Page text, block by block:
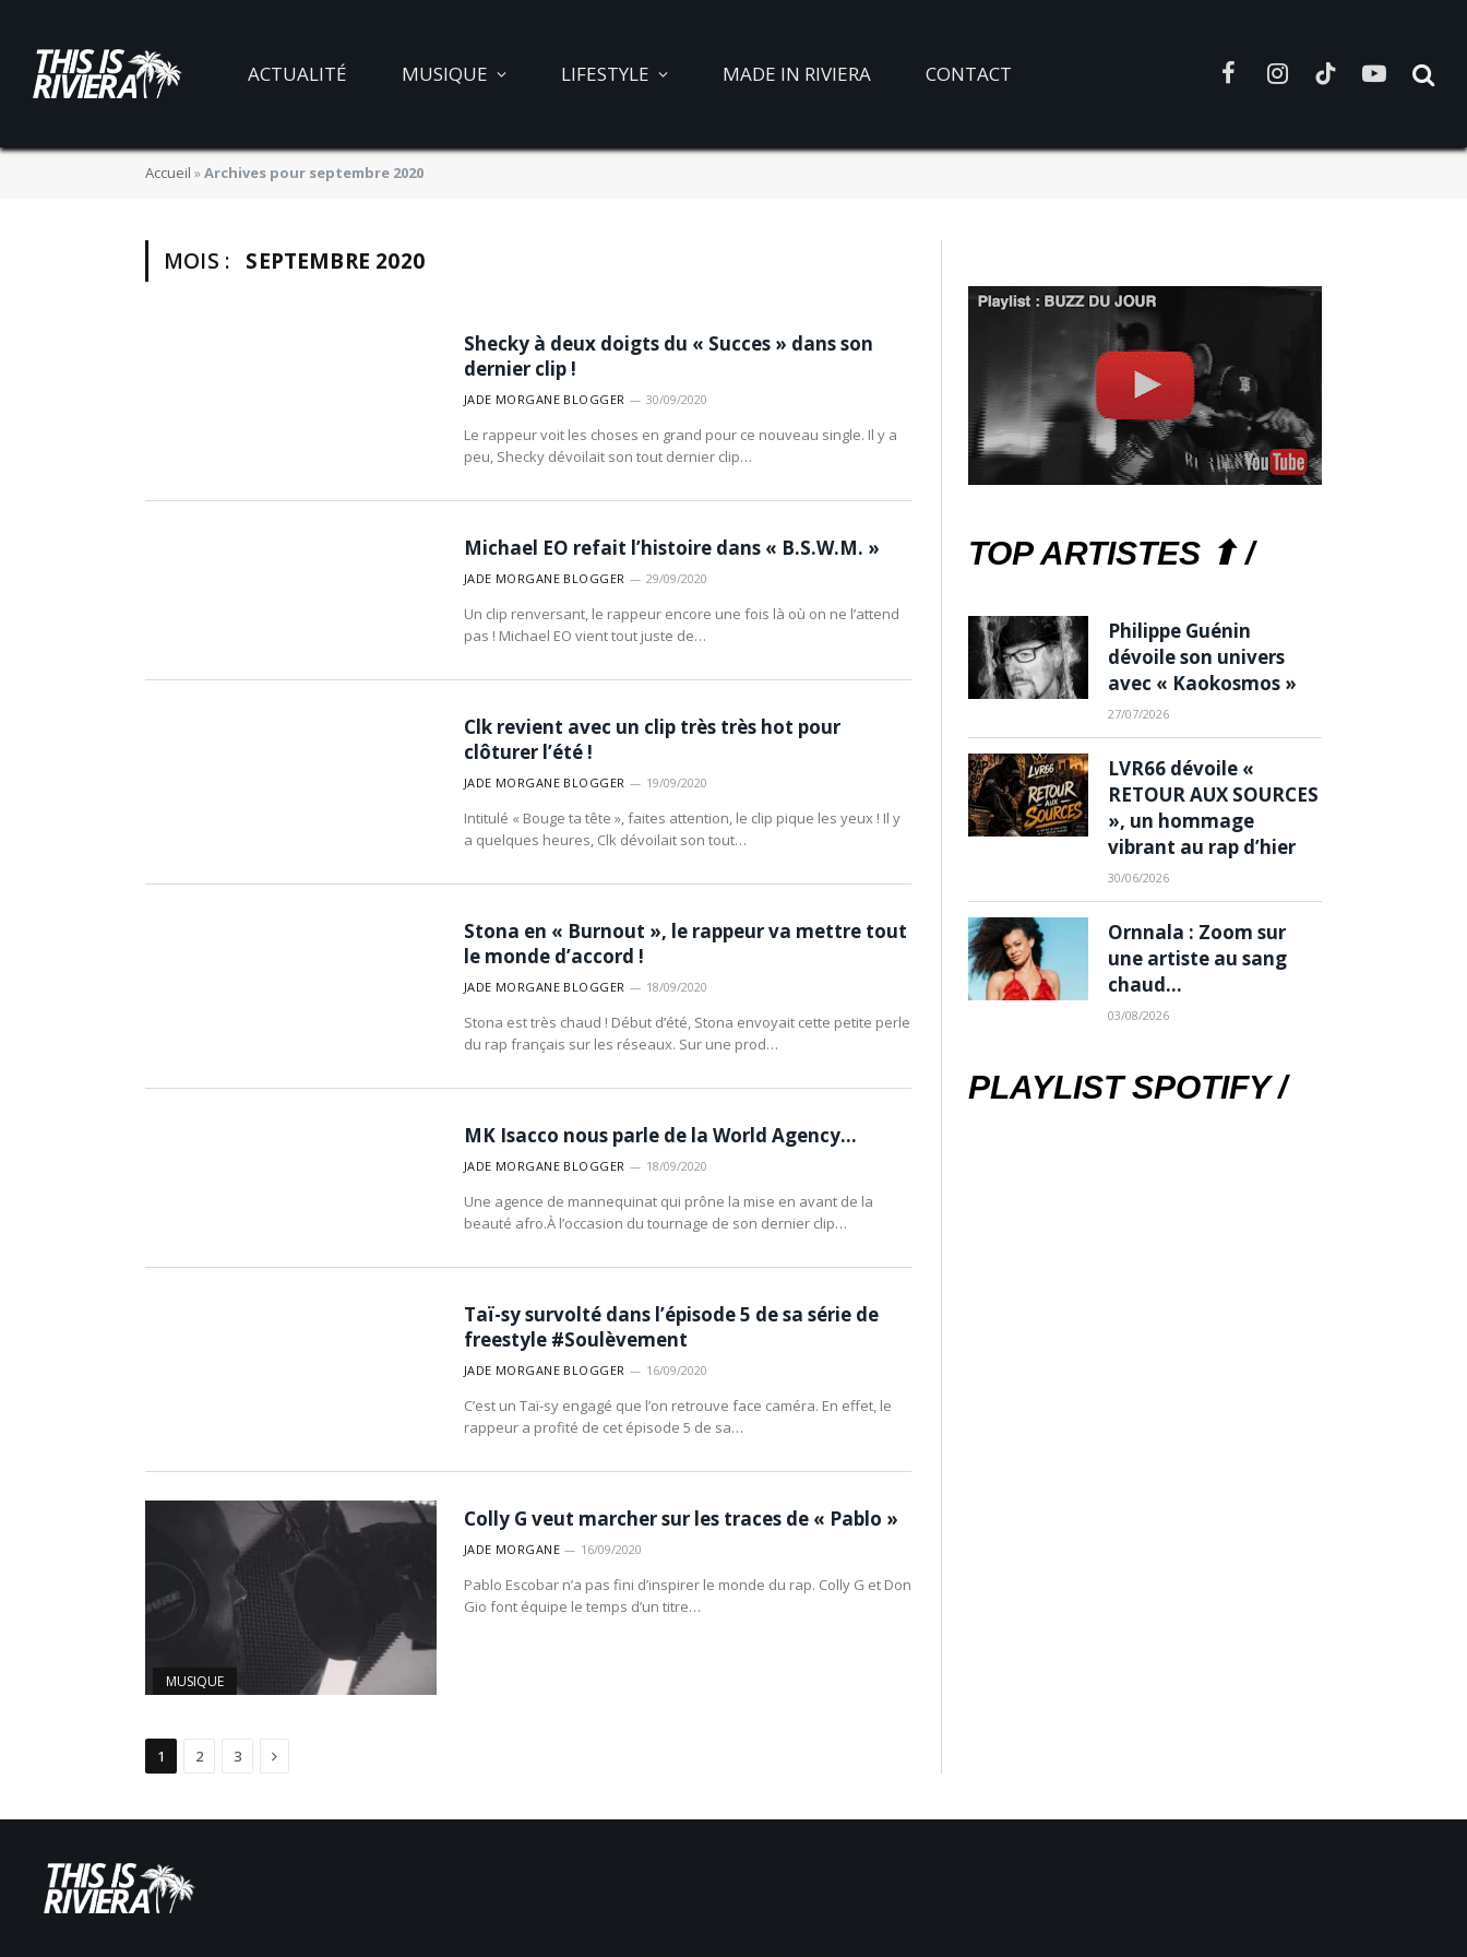
ACTUALITÉ MUSIQUE LIFESTYLE MADE IN RIVIERA CONTACT FacebookInstagramTikTokYouTube
Accueil »Archives pour septembre 2020
MOIS : SEPTEMBRE 2020
Shecky à deux doigts du « Succes » dans son
dernier clip !
JADE MORGANE BLOGGER 30/09/2020
Le rappeur voit les choses en grand pour ce nouveau single. Il y a
peu, Shecky dévoilait son tout dernier clip…
Michael EO refait l’histoire dans « B.S.W.M. »
JADE MORGANE BLOGGER 29/09/2020
Un clip renversant, le rappeur encore une fois là où on ne l’attend
pas ! Michael EO vient tout juste de…
Clk revient avec un clip très très hot pour
clôturer l’été !
JADE MORGANE BLOGGER 19/09/2020
Intitulé « Bouge ta tête », faites attention, le clip pique les yeux ! Il y
a quelques heures, Clk dévoilait son tout…
Stona en « Burnout », le rappeur va mettre tout
le monde d’accord !
JADE MORGANE BLOGGER 18/09/2020
Stona est très chaud ! Début d’été, Stona envoyait cette petite perle
du rap français sur les réseaux. Sur une prod…
MK Isacco nous parle de la World Agency…
JADE MORGANE BLOGGER 18/09/2020
Une agence de mannequinat qui prône la mise en avant de la
beauté afro.À l’occasion du tournage de son dernier clip…
Taï-sy survolté dans l’épisode 5 de sa série de
freestyle #Soulèvement
JADE MORGANE BLOGGER 16/09/2020
C’est un Taï-sy engagé que l’on retrouve face caméra. En effet, le
rappeur a profité de cet épisode 5 de sa…
MUSIQUE
Colly G veut marcher sur les traces de « Pablo »
JADE MORGANE 16/09/2020
Pablo Escobar n’a pas fini d’inspirer le monde du rap. Colly G et Don
Gio font équipe le temps d’un titre…
1 2 3 Suivant
TOP ARTISTES ⬆ /
Philippe Guénin
dévoile son univers
avec « Kaokosmos »
27/07/2026
LVR66 dévoile «
RETOUR AUX SOURCES
», un hommage
vibrant au rap d’hier
30/06/2026
Ornnala : Zoom sur
une artiste au sang
chaud…
03/08/2026
PLAYLIST SPOTIFY /